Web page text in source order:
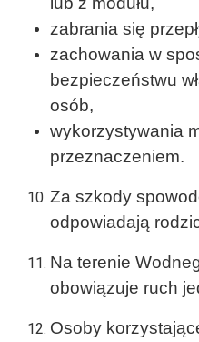
zabrania się
zachowania w
bezpieczeństwu
osób,
wykorzystywania
przeznaczeniem.
Za szkody
odpowiadają
Na terenie
obowiązuje ruch
Osoby